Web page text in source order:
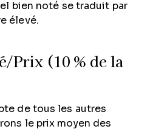
bien noté se traduit par
élevé.
Prix (10 % de la
de tous les autres
le prix moyen des